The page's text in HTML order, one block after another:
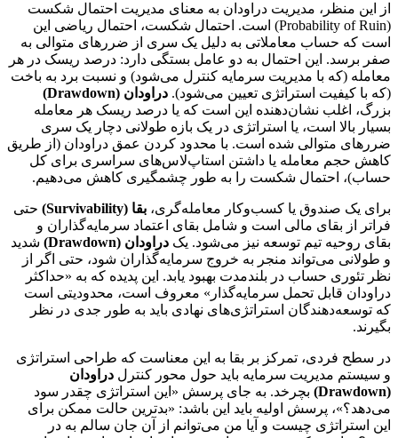
از این منظر، مدیریت دراودان به معنای مدیریت احتمال شکست
(Probability of Ruin) است. احتمال شکست، احتمال ریاضی این
است که حساب معاملاتی به دلیل یک سری از ضررهای متوالی به
صفر برسد. این احتمال به دو عامل بستگی دارد: درصد ریسک در هر
معامله (که با مدیریت سرمایه کنترل می‌شود) و نسبت برد به باخت
(که با کیفیت استراتژی تعیین می‌شود). دراودان (Drawdown)
بزرگ، اغلب نشان‌دهنده این است که یا درصد ریسک هر معامله
بسیار بالا است، یا استراتژی در یک بازه طولانی دچار یک سری
ضررهای متوالی شده است. با محدود کردن عمق دراودان (از طریق
کاهش حجم معامله یا داشتن استاپ‌لاس‌های سراسری برای کل
حساب)، احتمال شکست را به طور چشمگیری کاهش می‌دهیم.
برای یک صندوق یا کسب‌وکار معامله‌گری، بقا (Survivability)
حتی
فراتر از بقای مالی است و شامل بقای اعتماد سرمایه‌گذاران و
بقای روحیه تیم توسعه نیز می‌شود. یک دراودان (Drawdown)
شدید
و طولانی می‌تواند منجر به خروج سرمایه‌گذاران شود، حتی اگر از
نظر تئوری حساب در بلندمدت بهبود یابد. این پدیده که به «حداکثر
دراودان قابل تحمل سرمایه‌گذار» معروف است، محدودیتی است
که توسعه‌دهندگان استراتژی‌های نهادی باید به طور جدی در نظر
بگیرند.
در سطح فردی، تمرکز بر بقا به این معناست که طراحی استراتژی
و سیستم مدیریت سرمایه باید حول محور کنترل دراودان
(Drawdown)
بچرخد. به جای پرسش «این استراتژی چقدر سود
می‌دهد؟»، پرسش اولیه باید این باشد: «بدترین حالت ممکن برای
این استراتژی چیست و آیا من می‌توانم از آن جان سالم به در